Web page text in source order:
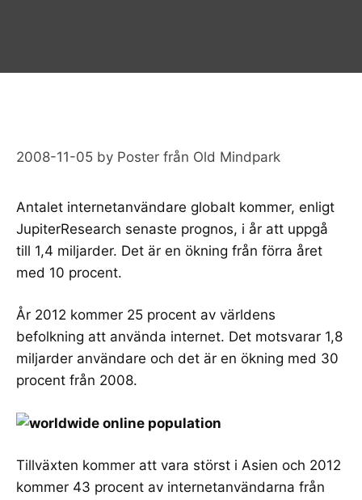
2008-11-05 by Poster från Old Mindpark
Antalet internetanvändare globalt kommer, enligt
JupiterResearch senaste prognos, i år att uppgå
till 1,4 miljarder. Det är en ökning från förra året
med 10 procent.
År 2012 kommer 25 procent av världens
befolkning att använda internet. Det motsvarar 1,8
miljarder användare och det är en ökning med 30
procent från 2008.
Tillväxten kommer att vara störst i Asien och 2012
kommer 43 procent av internetanvändarna från